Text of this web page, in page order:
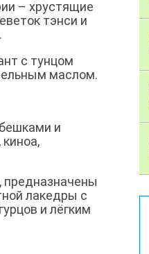
– хрустящие
тэнси и
с тунцом
маслом.
и
лакедры с
и лёгким